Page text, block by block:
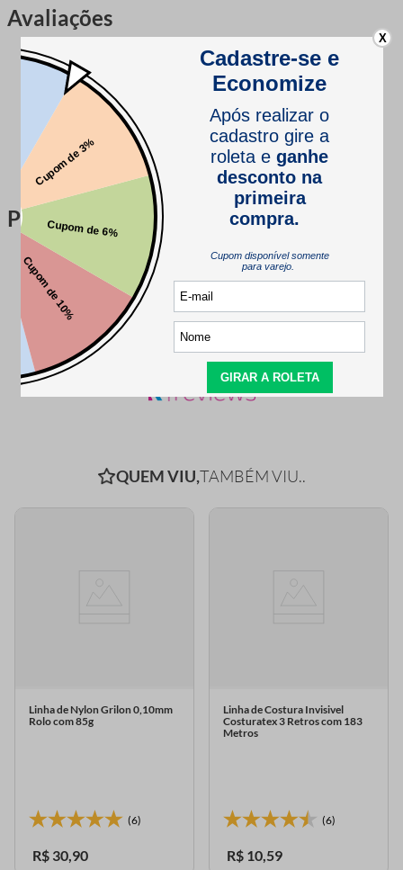
Avaliações
Este produto ainda não tem avaliações
SEJA O PRIMEIRO A AVALIAR
Perguntas & respostas
Este produto ainda não tem perguntas
SEJA O PRIMEIRO A PERGUNTAR
QUEM VIU,TAMBÉM VIU..
Linha de Nylon Grilon 0,10mm
Rolo com 85g
(6)
R$ 30,90
Linha de Costura Invisivel
Costuratex 3 Retros com 183
Metros
(6)
R$ 10,59
X